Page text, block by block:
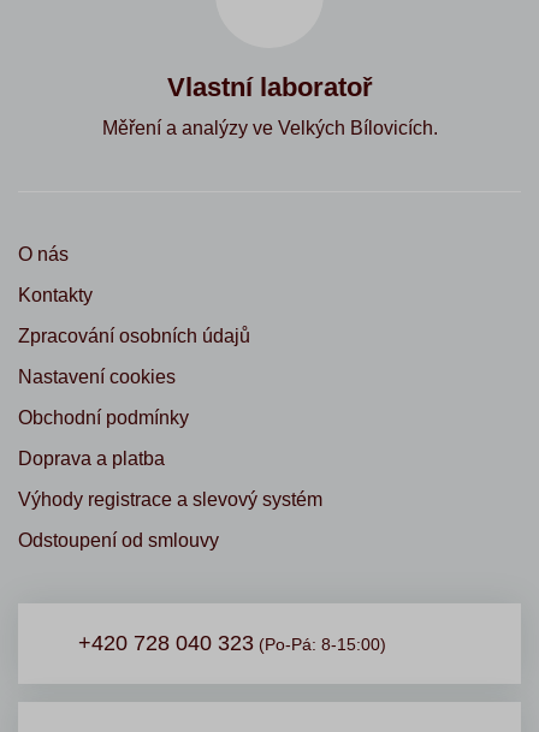
Vlastní laboratoř
Měření a analýzy ve Velkých Bílovicích.
O nás
Kontakty
Zpracování osobních údajů
Nastavení cookies
Obchodní podmínky
Doprava a platba
Výhody registrace a slevový systém
Odstoupení od smlouvy
+420 728 040 323 (Po-Pá: 8-15:00)